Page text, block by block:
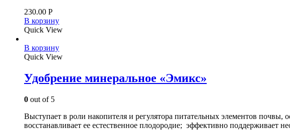
230.00 Р
В корзину
Quick View
В корзину
Quick View
Удобрение минеральное «Эмикс»
0 out of 5
Выступает в роли накопителя и регулятора питательных элементов
восстанавливает ее естественное плодородие; эффективно поддерживает